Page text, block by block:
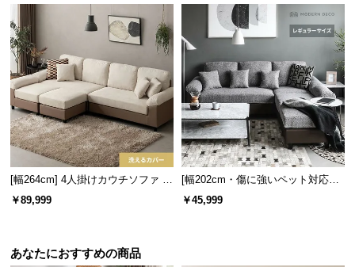
[幅264cm] 4人掛けカウチソファ L
字 最大6人掛け ビッグサイズ ソフ
￥89,999
[幅202cm・傷に強いペット対応生
地も] レイアウト自由 3人掛けカウ
￥45,999
あなたにおすすめの商品